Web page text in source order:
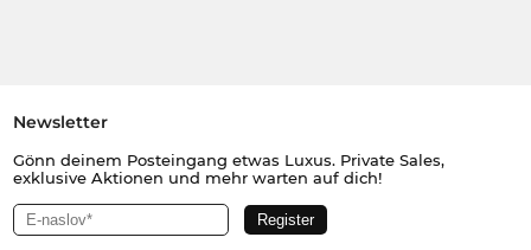
Newsletter
Gönn deinem Posteingang etwas Luxus. Private Sales,
exklusive Aktionen und mehr warten auf dich!